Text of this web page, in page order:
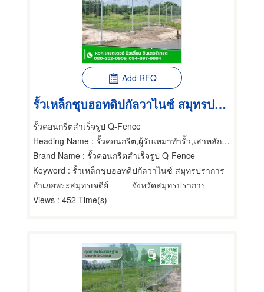
Add RFQ
รั้วเหล็กชุบฮอทดิปกัลวาไนซ์ สมุทรปราการ
รั้วคอนกรีตสำเร็จรูป Q-Fence
Heading Name : รั้วคอนกรีต,ผู้รับเหมาทำรั้ว,เสาหลักใช้ทำรั้ว
Brand Name : รั้วคอนกรีตสำเร็จรูป Q-Fence
Keyword : รั้วเหล็กชุบฮอทดิปกัลวาไนซ์ สมุทรปราการ
อำเภอพระสมุทรเจดีย์
จังหวัดสมุทรปราการ
Views : 452 Time(s)